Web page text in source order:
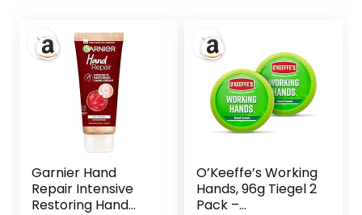
Garnier Hand
Repair Intensive
Restoring Hand
O’Keeffe’s Working
Hands, 96g Tiegel 2
Pack –